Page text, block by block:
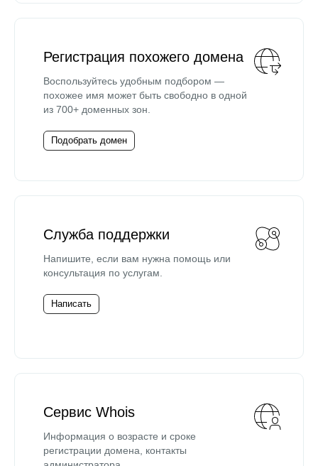
Регистрация похожего домена
Воспользуйтесь удобным подбором —
похожее имя может быть свободно в одной
из 700+ доменных зон.
Подобрать домен
Служба поддержки
Напишите, если вам нужна помощь или
консультация по услугам.
Написать
Сервис Whois
Информация о возрасте и сроке
регистрации домена, контакты